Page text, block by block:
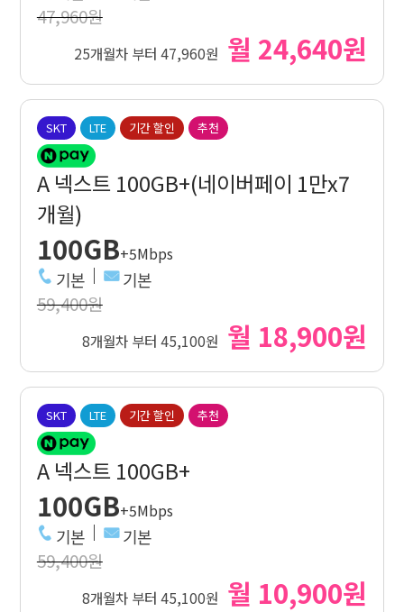
47,960원
25개월차 부터 47,960원 월 24,640원
SKT LTE 기간 할인 추천
A 넥스트 100GB+(네이버페이 1만x7
개월)
100GB+5Mbps
기본 기본
59,400원
8개월차 부터 45,100원 월 18,900원
SKT LTE 기간 할인 추천
A 넥스트 100GB+
100GB+5Mbps
기본 기본
59,400원
8개월차 부터 45,100원 월 10,900원